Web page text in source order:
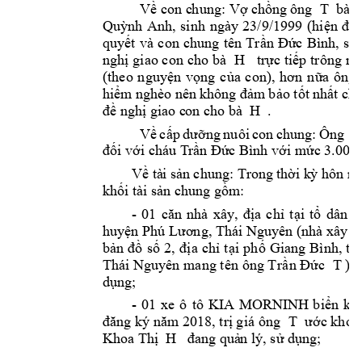
Về con chung: Vợ chồng ông T bà
Quỳnh Anh, sinh ngày 23/9/1999 (hiện đã
quyết và con chung tên Trần Đức Bình,
nghị giao con cho bà H trực tiếp trông
(theo nguyện vọng của con), hơn nữa ông
hiểm nghèo nên không đảm bảo tốt nhất
đề nghị giao con cho bà H .
Về cấp dưỡng nuôi con chung: Ông
đối với cháu Trần Đức Bình với mức
Về tài sản chung: Trong thời kỳ hôn
khối tài sản chung gồm:
- 01 căn nhà xây, địa chỉ tại tổ dân
huyện Phú Lương, Thái Nguyên (nhà xây
bản đồ số 2, địa chỉ tại phố Giang Bình,
Thái Nguyên mang tên ông Trần Đức T ).
dụng;
- 01 xe ô tô KIA MORNINH biển
đăng ký năm 2018, trị giá ông T ước
Khoa Thị H đang quản lý, sử dụng;